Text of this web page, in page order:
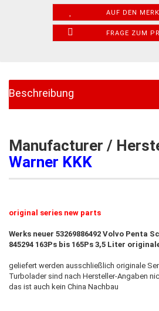
AUF DEN
FRAGE ZUM
Beschreibung
Manufacturer /
Warner KKK
original series new parts
Werks neuer 53269886492 Volvo Penta
845294 163Ps bis 165Ps 3,5 Liter
geliefert werden ausschließlich originale
Turbolader sind nach Hersteller-Angaben
das ist auch kein China Nachbau